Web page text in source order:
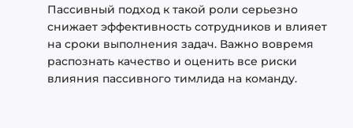
Пассивный подход к такой роли серьезно
снижает эффективность сотрудников и влияет
на сроки выполнения задач. Важно вовремя
распознать качество и оценить все риски
влияния пассивного тимлида на команду.